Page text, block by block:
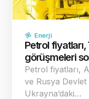
Enerji
Petrol
görüşmeleri
Petrol fiyatları,
ve Rusya Devlet
Ukrayna’daki…